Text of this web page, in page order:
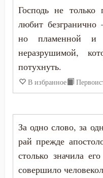
Гость
Девство
Дело
Деньги
Дети
Добро
Господь не
любит
но пламенной и
неразрушимой,
потухнуть.
В избранное
За одно слово, за
рай прежде
столько значила
совершило